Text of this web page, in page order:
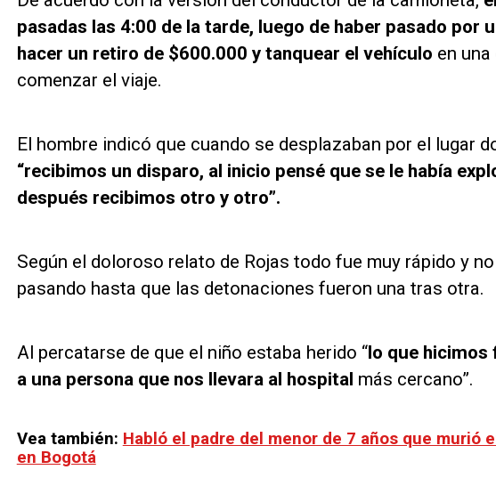
pasadas las 4:00 de la tarde, luego de haber pasado por
hacer un retiro de $600.000 y tanquear el vehículo en
comenzar el viaje.
El hombre indicó que cuando se desplazaban por el lugar
“recibimos un disparo, al inicio pensé que se le había
después recibimos otro y otro”.
Según el doloroso relato de Rojas todo fue muy rápido y
pasando hasta que las detonaciones fueron una tras otra.
Al percatarse de que el niño estaba herido “lo que hicimos
a una persona que nos llevara al hospital más cercano”.
Vea también: Habló el padre del menor de 7 años que murió
en Bogotá